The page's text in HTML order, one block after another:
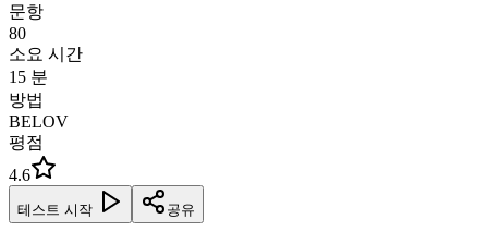
문항
80
소요 시간
15 분
방법
BELOV
평점
4.6
테스트 시작 공유